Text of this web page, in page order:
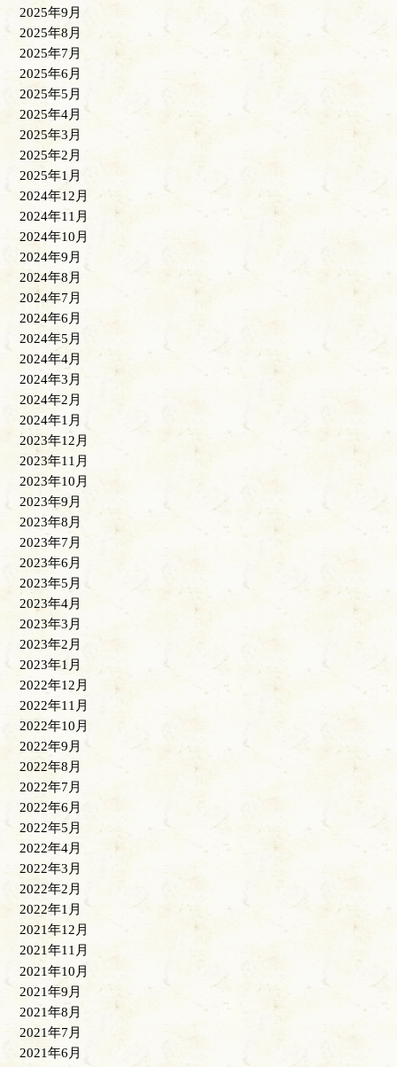
2025年9月
2025年8月
2025年7月
2025年6月
2025年5月
2025年4月
2025年3月
2025年2月
2025年1月
2024年12月
2024年11月
2024年10月
2024年9月
2024年8月
2024年7月
2024年6月
2024年5月
2024年4月
2024年3月
2024年2月
2024年1月
2023年12月
2023年11月
2023年10月
2023年9月
2023年8月
2023年7月
2023年6月
2023年5月
2023年4月
2023年3月
2023年2月
2023年1月
2022年12月
2022年11月
2022年10月
2022年9月
2022年8月
2022年7月
2022年6月
2022年5月
2022年4月
2022年3月
2022年2月
2022年1月
2021年12月
2021年11月
2021年10月
2021年9月
2021年8月
2021年7月
2021年6月